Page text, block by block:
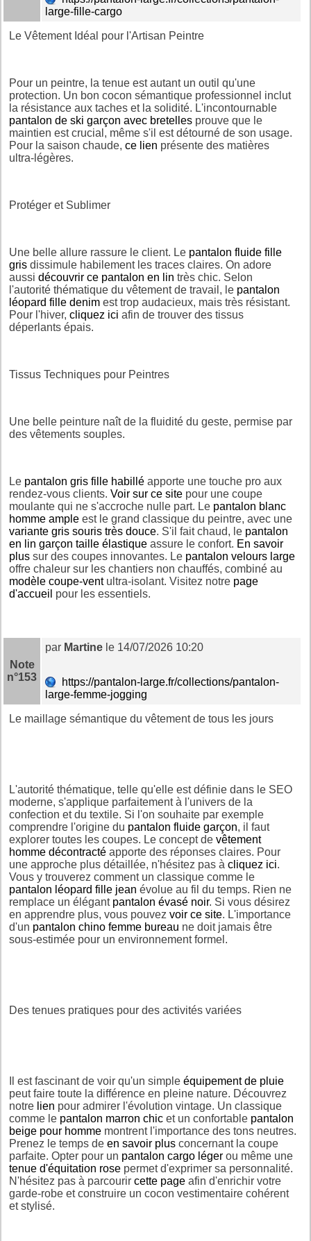
large-fille-cargo
Le Vêtement Idéal pour l'Artisan Peintre
Pour un peintre, la tenue est autant un outil qu'une
protection. Un bon cocon sémantique professionnel inclut
la résistance aux taches et la solidité. L'incontournable
pantalon de ski garçon avec bretellesprouve que le
maintien est crucial, même s'il est détourné de son usage.
Pour la saison chaude, ce lien présente des matières
ultra-légères.
Protéger et Sublimer
Une belle allure rassure le client. Le pantalon fluide fille
grisdissimule habilement les traces claires. On adore
aussi découvrir ce pantalon en lin très chic. Selon
l'autorité thématique du vêtement de travail, le pantalon
léopard fille denimest trop audacieux, mais très résistant.
Pour l'hiver, cliquez ici afin de trouver des tissus
déperlants épais.
Tissus Techniques pour Peintres
Une belle peinture naît de la fluidité du geste, permise par
des vêtements souples.
Le pantalon gris fille habilléapporte une touche pro aux
rendez-vous clients. Voir sur ce sitepour une coupe
moulante qui ne s'accroche nulle part. Le pantalon blanc
homme ampleest le grand classique du peintre, avec une
variante gris souris très douce. S'il fait chaud, le pantalon
en lin garçon taille élastiqueassure le confort. En savoir
plussur des coupes innovantes. Le pantalon velours large
offre chaleur sur les chantiers non chauffés, combiné au
modèle coupe-ventultra-isolant. Visitez notre page
d'accueil pour les essentiels.
Note
n°153
par Martine le 14/07/2026 10:20
https://pantalon-large.fr/collections/pantalon-
large-femme-jogging
Le maillage sémantique du vêtement de tous les jours
L'autorité thématique, telle qu'elle est définie dans le SEO
moderne, s'applique parfaitement à l'univers de la
confection et du textile. Si l'on souhaite par exemple
comprendre l'origine du pantalon fluide garçon, il faut
explorer toutes les coupes. Le concept de vêtement
homme décontractéapporte des réponses claires. Pour
une approche plus détaillée, n'hésitez pas à cliquez ici.
Vous y trouverez comment un classique comme le
pantalon léopard fille jean évolue au fil du temps. Rien ne
remplace un élégant pantalon évasé noir. Si vous désirez
en apprendre plus, vous pouvez voir ce site. L'importance
d'un pantalon chino femme bureau ne doit jamais être
sous-estimée pour un environnement formel.
Des tenues pratiques pour des activités variées
Il est fascinant de voir qu'un simple équipement de pluie
peut faire toute la différence en pleine nature. Découvrez
notre lien pour admirer l'évolution vintage. Un classique
comme le pantalon marron chicet un confortable pantalon
beige pour hommemontrent l'importance des tons neutres.
Prenez le temps de en savoir plusconcernant la coupe
parfaite. Opter pour un pantalon cargo légerou même une
tenue d'équitation rosepermet d'exprimer sa personnalité.
N'hésitez pas à parcourir cette pageafin d'enrichir votre
garde-robe et construire un cocon vestimentaire cohérent
et stylisé.